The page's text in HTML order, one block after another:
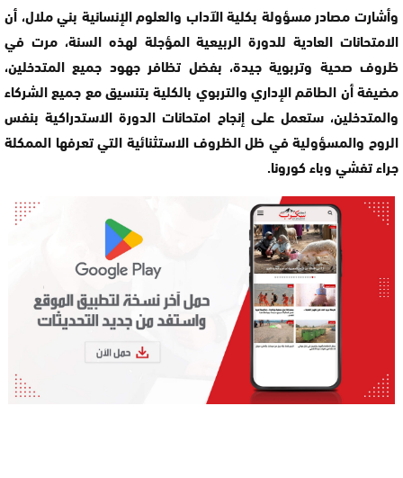
وأشارت مصادر مسؤولة بكلية الآداب والعلوم الإنسانية بني ملال، أن
الامتحانات العادية للدورة الربيعية المؤجلة لهذه السنة، مرت في
ظروف صحية وتربوية جيدة، بفضل تظافر جهود جميع المتدخلين،
مضيفة أن الطاقم الإداري والتربوي بالكلية بتنسيق مع جميع الشركاء
والمتدخلين، ستعمل على إنجاح امتحانات الدورة الاستدراكية بنفس
الروح والمسؤولية في ظل الظروف الاستثنائية التي تعرفها الممكلة
جراء تفشي وباء كورونا.